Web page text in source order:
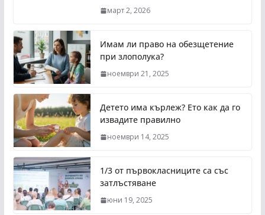
март 2, 2026
Имам ли право на обезщетение
при злополука?
ноември 21, 2025
Детето има кърлеж? Ето как да го
извадите правилно
ноември 14, 2025
1/3 от първокласниците са със
затлъстяване
юни 19, 2025